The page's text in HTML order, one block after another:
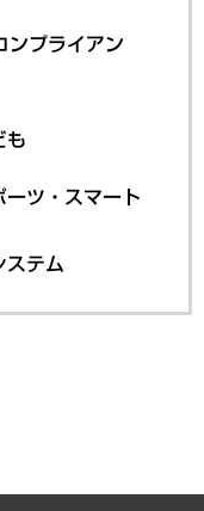
ンプライアン
も
ーツ・スマート
ステム